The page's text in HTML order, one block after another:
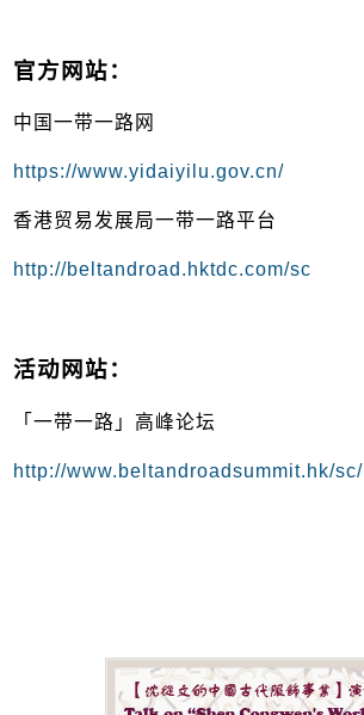
官方网站：
中国一带一路网
https://www.yidaiyilu.gov.cn/
香港贸易发展局一带一路平台
http://beltandroad.hktdc.com/sc
活动网站：
「一带一路」高峰论坛
http://www.beltandroadsummit.hk/sc/